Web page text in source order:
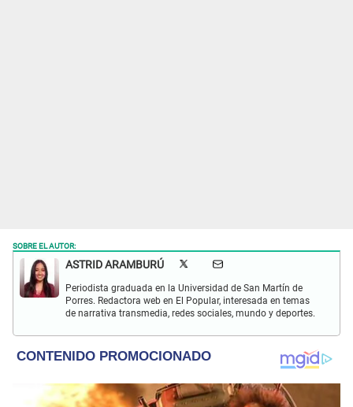
SOBRE EL AUTOR:
ASTRID ARAMBURÚ
Periodista graduada en la Universidad de San Martín de
Porres. Redactora web en El Popular, interesada en temas
de narrativa transmedia, redes sociales, mundo y deportes.